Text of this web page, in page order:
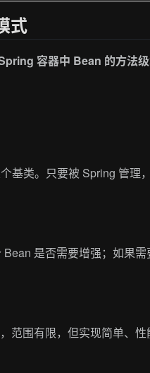
式
容器中 Bean 的方法
基类。只要被 Spring 管理
是否需要增强；如果
，范围有限，但实现简单、